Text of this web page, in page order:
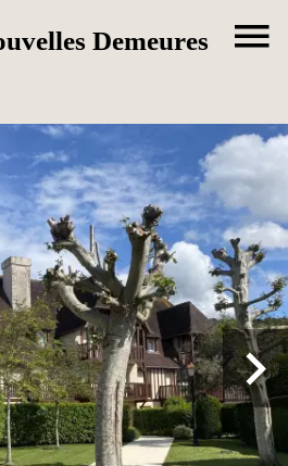
Demeures